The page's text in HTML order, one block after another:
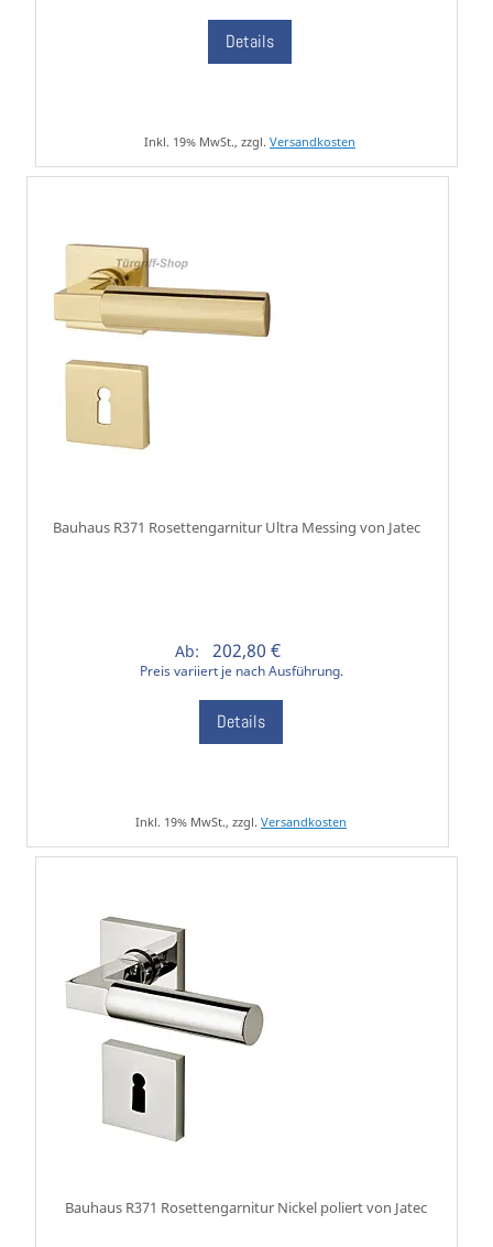
Details
Inkl. 19% MwSt., zzgl. Versandkosten
Bauhaus R371 Rosettengarnitur Ultra Messing von Jatec
Ab: 202,80 €
Preis variiert je nach Ausführung.
Details
Inkl. 19% MwSt., zzgl. Versandkosten
Bauhaus R371 Rosettengarnitur Nickel poliert von Jatec